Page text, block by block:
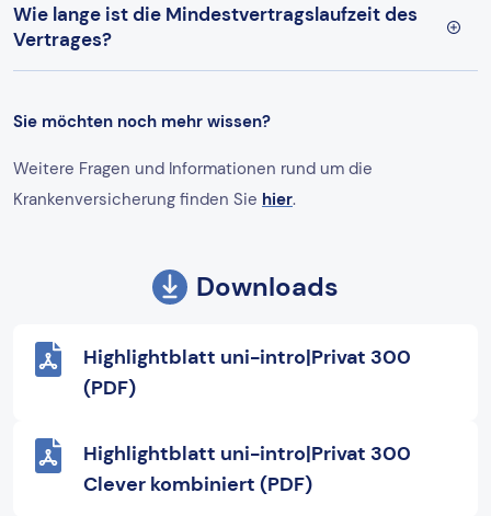
Wie lange ist die Mindestvertragslaufzeit des
Vertrages?
Sie möchten noch mehr wissen?
Weitere Fragen und Informationen rund um die
Krankenversicherung finden Sie hier.
Downloads
Highlightblatt uni-intro|Privat 300
(PDF)
Highlightblatt uni-intro|Privat 300
Clever kombiniert (PDF)